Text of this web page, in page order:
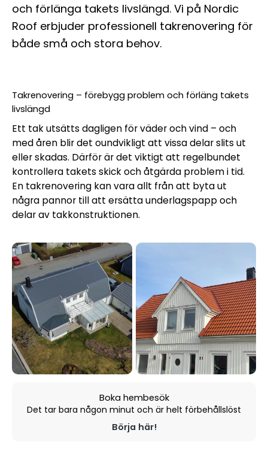
och förlänga takets livslängd. Vi på Nordic
Roof erbjuder professionell takrenovering för
både små och stora behov.
Takrenovering – förebygg problem och förläng takets
livslängd
Ett tak utsätts dagligen för väder och vind – och
med åren blir det oundvikligt att vissa delar slits ut
eller skadas. Därför är det viktigt att regelbundet
kontrollera takets skick och åtgärda problem i tid.
En takrenovering kan vara allt från att byta ut
några pannor till att ersätta underlagspapp och
delar av takkonstruktionen.
Boka hembesök
Det tar bara någon minut och är helt förbehållslöst
Börja här!